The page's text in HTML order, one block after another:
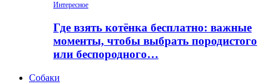
Интересное
Где взять котёнка бесплатно: важные
моменты, чтобы выбрать породистого
или беспородного…
Собаки